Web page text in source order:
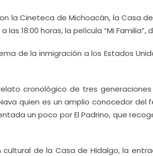
la Cineteca de Michoacán, la Casa
las 18:00 horas, la película “Mi Familia”,
de la inmigración a los Estados
cronológico de tres
quien es un amplio conocedor
un poco por El Padrino, que
de la Casa de Hidalgo, la